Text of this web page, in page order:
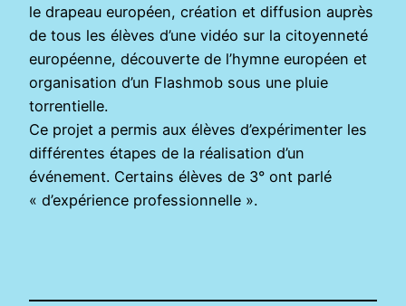
le drapeau européen, création et diffusion auprès
de tous les élèves d’une vidéo sur la citoyenneté
européenne, découverte de l’hymne européen et
organisation d’un Flashmob sous une pluie
torrentielle.
Ce projet a permis aux élèves d’expérimenter les
différentes étapes de la réalisation d’un
événement. Certains élèves de 3° ont parlé
« d’expérience professionnelle ».